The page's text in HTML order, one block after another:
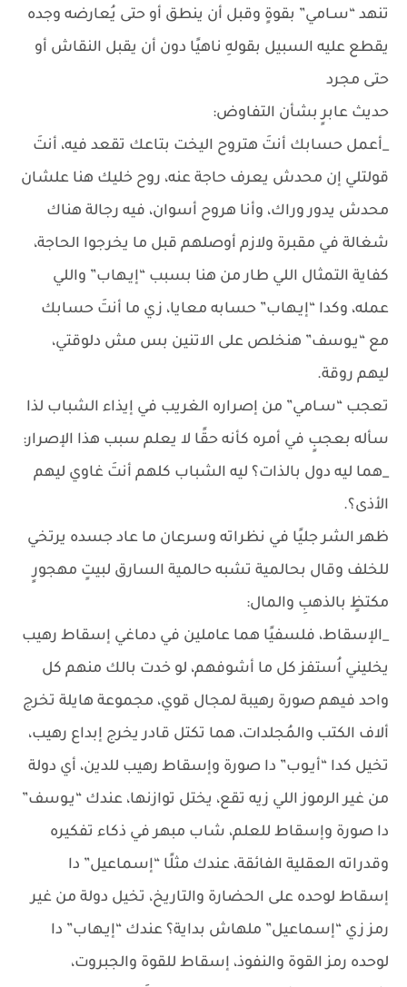
تنهد “سـامي” بقوةٍ وقبل أن ينطق أو حتى يُعارضه وجده
يقطع عليه السبيل بقولهِ ناهيًا دون أن يقبل النقاش أو
حتى مجرد
حديث عابرٍ بشأن التفاوض:
_أعمل حسابك أنتَ هتروح اليخت بتاعك تقعد فيه، أنتَ
قولتلي إن محدش يعرف حاجة عنه، روح خليك هنا علشان
محدش يدور وراك، وأنا هروح أسوان، فيه رجالة هناك
شغالة في مقبرة ولازم أوصلهم قبل ما يخرجوا الحاجة،
كفاية التمثال اللي طار من هنا بسبب “إيـهاب” واللي
عمله، وكدا “إيـهاب” حسابه معايا، زي ما أنتَ حسابك
مع “يـوسف” هنخلص على الاتنين بس مش دلوقتي،
ليهم روقة.
تعجب “سـامي” من إصراره الغريب في إيذاء الشباب لذا
سأله بعجبٍ في أمره كأنه حقًا لا يعلم سبب هذا الإصرار:
_هما ليه دول بالذات؟ ليه الشباب كلهم أنتَ غاوي ليهم
الأذى؟.
ظهر الشر جليًا في نظراته وسرعان ما عاد جسده يرتخي
للخلف وقال بحالمية تشبه حالمية السارق لبيتٍ مهجورٍ
مكتظٍ بالذهبِ والمال:
_الإسقاط، فلسفيًا هما عاملين في دماغي إسقاط رهيب
يخليني اُستفز كل ما أشوفهم، لو خدت بالك منهم كل
واحد فيهم صورة رهيبة لمجال قوي، مجموعة هايلة تخرج
ألاف الكتب والمُجلدات، هما تكتل قادر يخرج إبداع رهيب،
تخيل كدا “أيـوب” دا صورة وإسقاط رهيب للدين، أي دولة
من غير الرموز اللي زيه تقع، يختل توازنها، عندك “يـوسف”
دا صورة وإسقاط للعلم، شاب مبهر في ذكاء تفكيره
وقدراته العقلية الفائقة، عندك مثلًا “إسماعيل” دا
إسقاط لوحده على الحضارة والتاريخ، تخيل دولة من غير
رمز زي “إسماعيل” ملهاش بداية؟ عندك “إيـهاب” دا
لوحده رمز القوة والنفوذ، إسقاط للقوة والجبروت،